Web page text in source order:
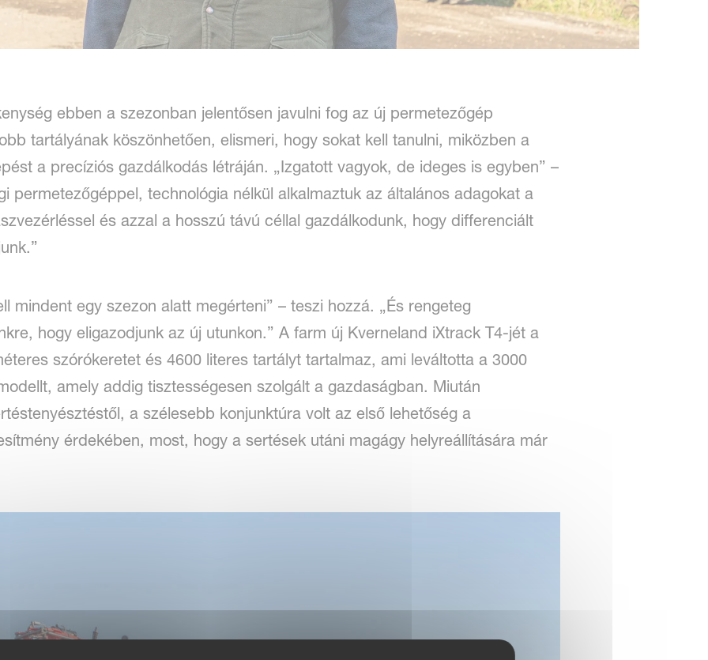
ebben a szezonban jelentősen javulni fog az új permetezőgép
tartályának köszönhetően, elismeri, hogy sokat kell tanulni, miközben a
a precíziós gazdálkodás létráján. „Izgatott vagyok, de ideges is egyben” –
permetezőgéppel, technológia nélkül alkalmaztuk az általános adagokat a
és azzal a hosszú távú céllal gazdálkodunk, hogy differenciált
mindent egy szezon alatt megérteni” – teszi hozzá. „És rengeteg
hogy eligazodjunk az új utunkon.” A farm új Kverneland iXtrack T4-jét a
szórókeretet és 4600 literes tartályt tartalmaz, ami leváltotta a 3000
amely addig tisztességesen szolgált a gazdaságban. Miután
a szélesebb konjunktúra volt az első lehetőség a
érdekében, most, hogy a sertések utáni magágy helyreállítására már